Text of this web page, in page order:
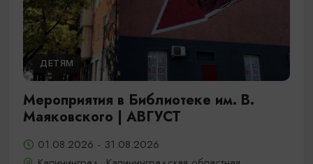
ДЕТЯМ
Мероприятия в Библиотеке им. В.
Маяковского | АВГУСТ
01.08.2026 - 31.08.2026